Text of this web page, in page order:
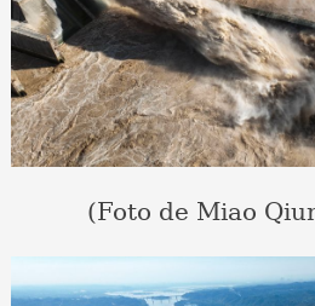
(Foto de Miao